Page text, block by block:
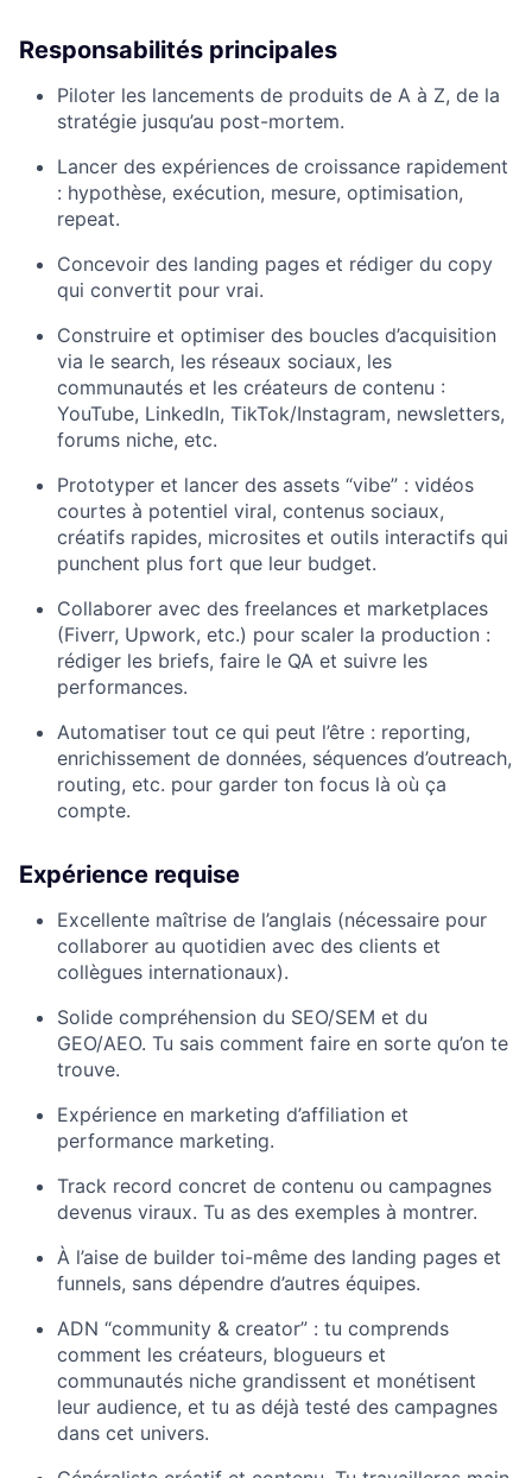
Responsabilités principales
Piloter les lancements de produits de A à Z, de la
stratégie jusqu’au post-mortem.
Lancer des expériences de croissance rapidement
: hypothèse, exécution, mesure, optimisation,
repeat.
Concevoir des landing pages et rédiger du copy
qui convertit pour vrai.
Construire et optimiser des boucles d’acquisition
via le search, les réseaux sociaux, les
communautés et les créateurs de contenu :
YouTube, LinkedIn, TikTok/Instagram, newsletters,
forums niche, etc.
Prototyper et lancer des assets “vibe” : vidéos
courtes à potentiel viral, contenus sociaux,
créatifs rapides, microsites et outils interactifs qui
punchent plus fort que leur budget.
Collaborer avec des freelances et marketplaces
(Fiverr, Upwork, etc.) pour scaler la production :
rédiger les briefs, faire le QA et suivre les
performances.
Automatiser tout ce qui peut l’être : reporting,
enrichissement de données, séquences d’outreach,
routing, etc. pour garder ton focus là où ça
compte.
Expérience requise
Excellente maîtrise de l’anglais (nécessaire pour
collaborer au quotidien avec des clients et
collègues internationaux).
Solide compréhension du SEO/SEM et du
GEO/AEO. Tu sais comment faire en sorte qu’on te
trouve.
Expérience en marketing d’affiliation et
performance marketing.
Track record concret de contenu ou campagnes
devenus viraux. Tu as des exemples à montrer.
À l’aise de builder toi-même des landing pages et
funnels, sans dépendre d’autres équipes.
ADN “community & creator” : tu comprends
comment les créateurs, blogueurs et
communautés niche grandissent et monétisent
leur audience, et tu as déjà testé des campagnes
dans cet univers.